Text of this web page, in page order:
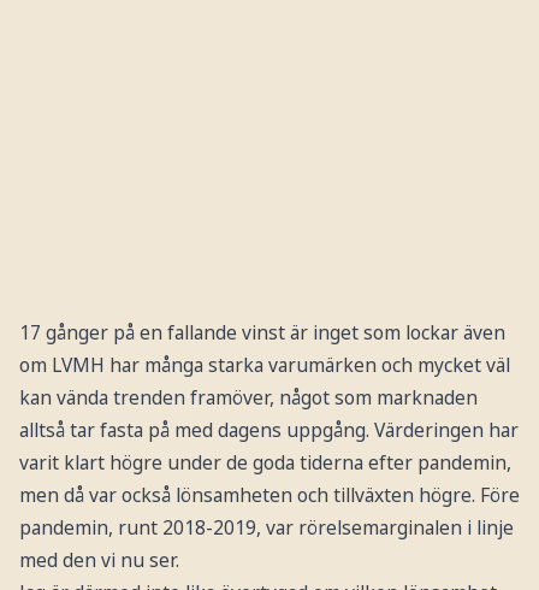
17 gånger på en fallande vinst är inget som lockar även
om LVMH har många starka varumärken och mycket väl
kan vända trenden framöver, något som marknaden
alltså tar fasta på med dagens uppgång. Värderingen har
varit klart högre under de goda tiderna efter pandemin,
men då var också lönsamheten och tillväxten högre. Före
pandemin, runt 2018-2019, var rörelsemarginalen i linje
med den vi nu ser.